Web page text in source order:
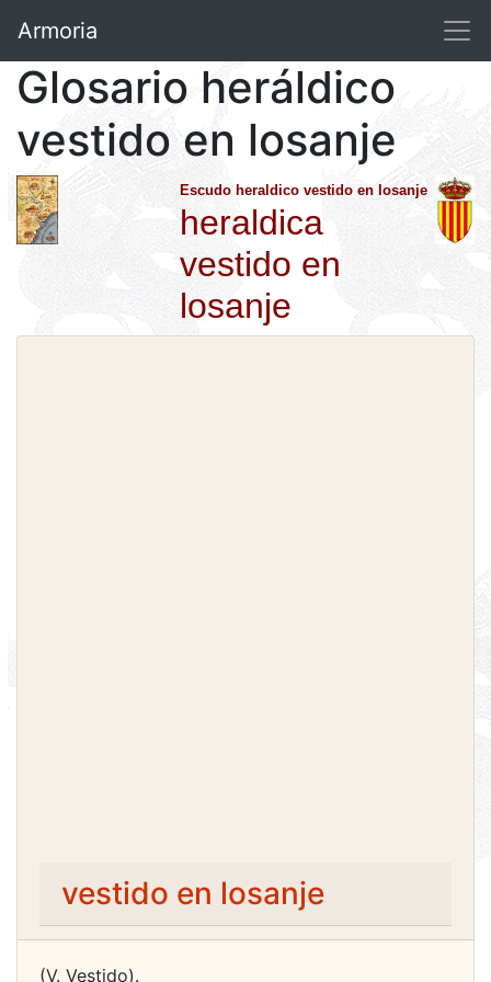
Armoria
Glosario heráldico
vestido en losanje
Escudo heraldico vestido en losanje
heraldica
vestido en
losanje
vestido en losanje
(V. Vestido).